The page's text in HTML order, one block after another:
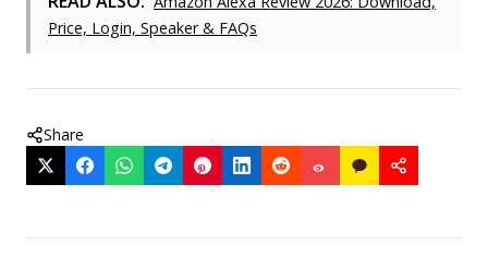
Price, Login, Speaker & FAQs
Share